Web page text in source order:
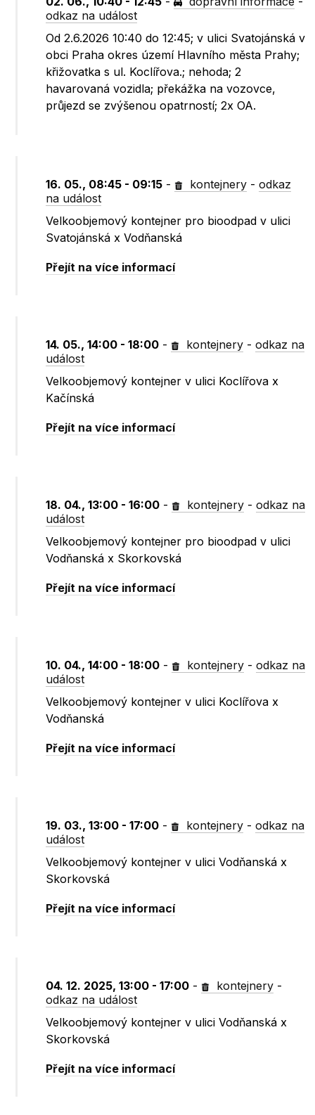
odkaz na událost
Od 2.6.2026 10:40 do 12:45; v ulici Svatojánská v
obci Praha okres území Hlavního města Prahy;
křižovatka s ul. Koclířova.; nehoda; 2
havarovaná vozidla; překážka na vozovce,
průjezd se zvýšenou opatrností; 2x OA.
16. 05., 08:45 - 09:15 - kontejnery -odkaz
na událost
Velkoobjemový kontejner pro bioodpad v ulici
Svatojánská x Vodňanská
Přejít na více informací
14. 05., 14:00 - 18:00 - kontejnery -odkaz na
událost
Velkoobjemový kontejner v ulici Koclířova x
Kačínská
Přejít na více informací
18. 04., 13:00 - 16:00 - kontejnery -odkaz na
událost
Velkoobjemový kontejner pro bioodpad v ulici
Vodňanská x Skorkovská
Přejít na více informací
10. 04., 14:00 - 18:00 - kontejnery -odkaz na
událost
Velkoobjemový kontejner v ulici Koclířova x
Vodňanská
Přejít na více informací
19. 03., 13:00 - 17:00 - kontejnery -odkaz na
událost
Velkoobjemový kontejner v ulici Vodňanská x
Skorkovská
Přejít na více informací
04. 12. 2025, 13:00 - 17:00 - kontejnery -
odkaz na událost
Velkoobjemový kontejner v ulici Vodňanská x
Skorkovská
Přejít na více informací